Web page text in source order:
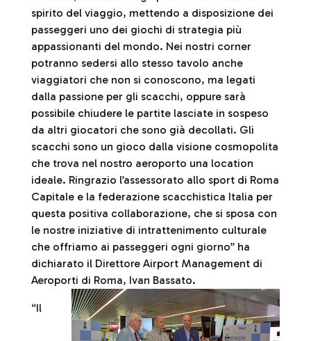
spirito del viaggio, mettendo a disposizione dei
passeggeri uno dei giochi di strategia più
appassionanti del mondo. Nei nostri corner
potranno sedersi allo stesso tavolo anche
viaggiatori che non si conoscono, ma legati
dalla passione per gli scacchi, oppure sarà
possibile chiudere le partite lasciate in sospeso
da altri giocatori che sono già decollati. Gli
scacchi sono un gioco dalla visione cosmopolita
che trova nel nostro aeroporto una location
ideale. Ringrazio l’assessorato allo sport di Roma
Capitale e la federazione scacchistica Italia per
questa positiva collaborazione, che si sposa con
le nostre iniziative di intrattenimento culturale
che offriamo ai passeggeri ogni giorno” ha
dichiarato il Direttore Airport Management di
Aeroporti di Roma, Ivan Bassato.
“Il